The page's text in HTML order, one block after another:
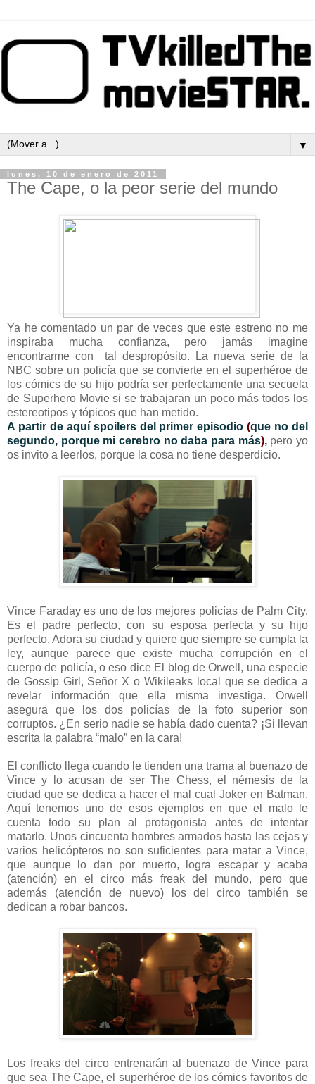
▼
lunes, 10 de enero de 2011
The Cape, o la peor serie del mundo
Ya he comentado un par de veces que este estreno no me
inspiraba mucha confianza, pero jamás imagine
encontrarme con tal despropósito. La nueva serie de la
NBC sobre un policía que se convierte en el superhéroe de
los cómics de su hijo podría ser perfectamente una secuela
de Superhero Movie si se trabajaran un poco más todos los
estereotipos y tópicos que han metido.
A partir de aquí spoilers del primer episodio (que no del
segundo, porque mi cerebro no daba para más),pero yo
os invito a leerlos, porque la cosa no tiene desperdicio.
Vince Faraday es uno de los mejores policías de Palm City.
Es el padre perfecto, con su esposa perfecta y su hijo
perfecto. Adora su ciudad y quiere que siempre se cumpla la
ley, aunque parece que existe mucha corrupción en el
cuerpo de policía, o eso dice El blog de Orwell, una especie
de Gossip Girl, Señor X o Wikileaks local que se dedica a
revelar información que ella misma investiga. Orwell
asegura que los dos policías de la foto superior son
corruptos. ¿En serio nadie se había dado cuenta? ¡Si llevan
escrita la palabra “malo” en la cara!
El conflicto llega cuando le tienden una trama al buenazo de
Vince y lo acusan de ser The Chess, el némesis de la
ciudad que se dedica a hacer el mal cual Joker en Batman.
Aquí tenemos uno de esos ejemplos en que el malo le
cuenta todo su plan al protagonista antes de intentar
matarlo. Unos cincuenta hombres armados hasta las cejas y
varios helicópteros no son suficientes para matar a Vince,
que aunque lo dan por muerto, logra escapar y acaba
(atención) en el circo más freak del mundo, pero que
además (atención de nuevo) los del circo también se
dedican a robar bancos.
Los freaks del circo entrenarán al buenazo de Vince para
que sea The Cape, el superhéroe de los cómics favoritos de